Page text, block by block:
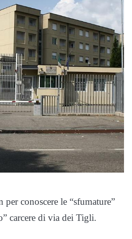
conoscere le “sfumature”
carcere di via dei Tigli.